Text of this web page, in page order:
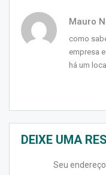
Mauro
como
empresa
há um
DEIXE UMA
Seu